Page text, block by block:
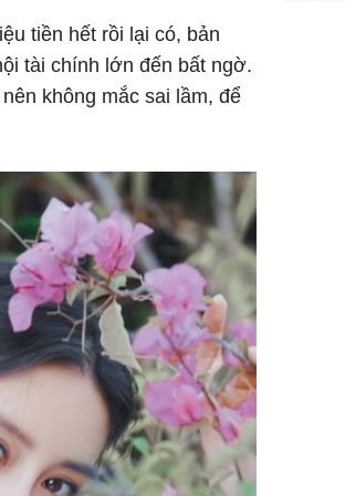
tiền hết rồi lại có, bản
tài chính lớn đến bất ngờ.
không mắc sai lầm, để